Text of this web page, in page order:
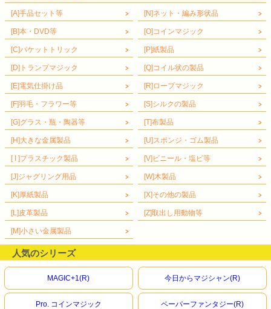
[A]手品セット等
[B]本・DVD等
[C]パケットトリック
[D]トランプマジック
[E]電気仕掛け品
[F]羽毛・フラワー等
[G]グラス・瓶・陶器等
[H]大きな金属製品
[ I ]プラスチック製品
[J]ジャグリング用品
[K]厚紙製品
[L]皮革製品
[M]小さい金属製品
[N]ネット・編み形状品
[O]コインマジック
[P]紙製品
[Q]コイル状の製品
[R]ロープマジック
[S]シルクの製品
[T]布製品
[U]スポンジ・ゴム製品
[V]ビニール・塩ビ等
[W]木製品
[X]その他の製品
[Z]取出し用動物等
人気のシリーズ
MAGIC+1(R) 今日からマジシャン(R)
Pro. コインマジック ペーパーファンタジー(R)